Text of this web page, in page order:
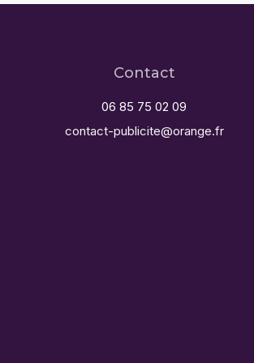
Contact
06 85 75 02 09
contact-publicite@orange.fr